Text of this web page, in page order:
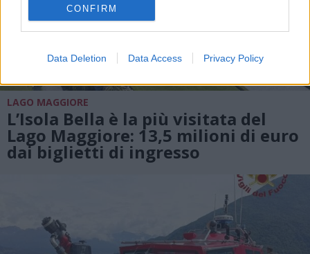
CONFIRM
Data Deletion Data Access Privacy Policy
LAGO MAGGIORE
L’Isola Bella è la più visitata del
Lago Maggiore: 13,5 milioni di euro
dai biglietti di ingresso